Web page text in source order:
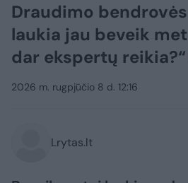
Draudimo
laukia jau beveik
dar ekspertų reikia?“
2026 m. rugpjūčio 8 d. 12:16
Lrytas.lt